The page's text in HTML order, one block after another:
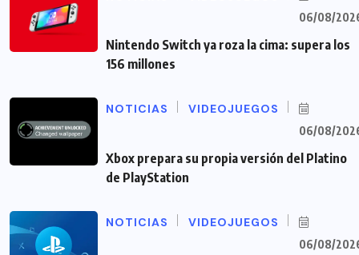
06/08/
Nintendo Switch ya roza la cima: supera los
156 millones
NOTICIAS VIDEOJUEGOS
06/08/
Xbox prepara su propia versión del Platino
de PlayStation
NOTICIAS VIDEOJUEGOS
06/08/